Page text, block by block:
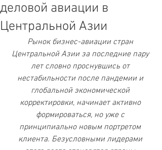
деловой авиации в
Центральной Азии
Рынок бизнес-авиации стран
Центральной Азии за последние пару
лет словно проснувшись от
нестабильности после пандемии и
глобальной экономической
корректировки, начинает активно
формироваться, но уже с
принципиально новым портретом
клиента. Безусловными лидерами